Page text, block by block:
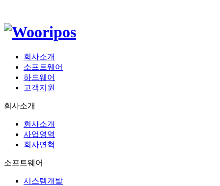
회사소개
소프트웨어
하드웨어
고객지원
회사소개
회사소개
사업영역
회사연혁
소프트웨어
시스템개발